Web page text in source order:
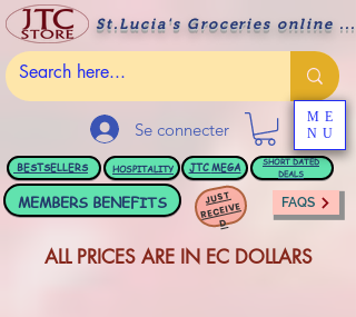
St.Lucia's Groceries online ....
Se connecter
FAQS
HOSPITALITY JTCMEGA
JUST
RECEIVE
D
BESTSELLERS
SHORT DATED
DEALS
MEMBERS BENEFITS
ALL PRICES ARE IN EC DOLLARS
ME
NU